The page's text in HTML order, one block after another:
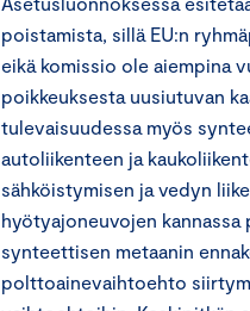
poistamista, sillä EU:n
eikä komissio ole aiempina
poikkeuksesta uusiutuvan
tulevaisuudessa myös
autoliikenteen ja
sähköistymisen ja vedyn
hyötyajoneuvojen kannassa
synteettisen metaanin
polttoainevaihtoehto